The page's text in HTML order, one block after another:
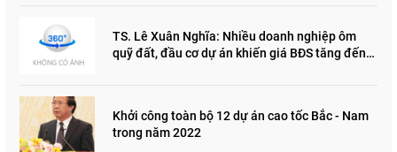
TS. Lê Xuân Nghĩa: Nhiều doanh nghiệp ôm
quỹ đất, đầu cơ dự án khiến giá BĐS tăng đến
Khởi công toàn bộ 12 dự án cao tốc Bắc - Nam
trong năm 2022